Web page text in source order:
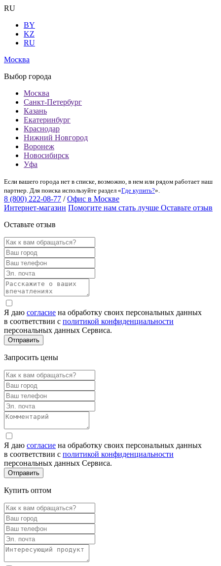
RU
BY
KZ
RU
Москва
Выбор города
Москва
Санкт-Петербург
Казань
Екатеринбург
Краснодар
Нижний Новгород
Воронеж
Новосибирск
Уфа
Если вашего города нет в списке, возможно, в нем или рядом работает наш
партнер. Для поиска используйте раздел «Где купить?».
8 (800) 222-08-77 / Офис в Москве
Интернет-магазин Помогите нам стать лучше Оставьте отзыв
Оставьте отзыв
Я даю согласие на обработку своих персональных данных
в соответствии с политикой конфиденциальности
персональных данных Сервиса.
Запросить цены
Я даю согласие на обработку своих персональных данных
в соответствии с политикой конфиденциальности
персональных данных Сервиса.
Купить оптом